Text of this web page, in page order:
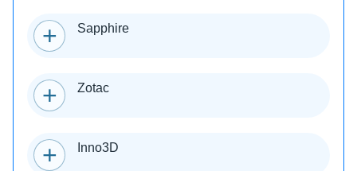
Sapphire
Zotac
Inno3D